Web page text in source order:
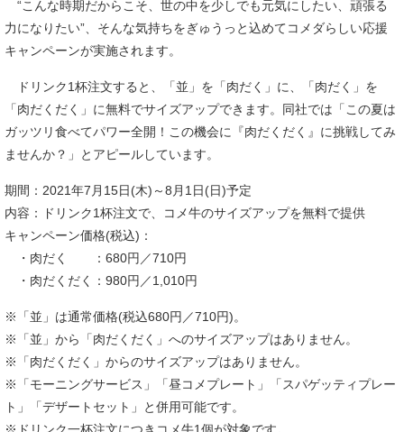
“こんな時期だからこそ、世の中を少しでも元気にしたい、頑張る
力になりたい”、そんな気持ちをぎゅうっと込めてコメダらしい応援
キャンペーンが実施されます。
ドリンク1杯注文すると、「並」を「肉だく」に、「肉だく」を
「肉だくだく」に無料でサイズアップできます。同社では「この夏は
ガッツリ食べてパワー全開！この機会に『肉だくだく』に挑戦してみ
ませんか？」とアピールしています。
期間：2021年7月15日(木)～8月1日(日)予定
内容：ドリンク1杯注文で、コメ牛のサイズアップを無料で提供
キャンペーン価格(税込)：
・肉だく ：680円／710円
・肉だくだく：980円／1,010円
※「並」は通常価格(税込680円／710円)。
※「並」から「肉だくだく」へのサイズアップはありません。
※「肉だくだく」からのサイズアップはありません。
※「モーニングサービス」「昼コメプレート」「スパゲッティプレー
ト」「デザートセット」と併用可能です。
※ドリンク一杯注文につきコメ牛1個が対象です。